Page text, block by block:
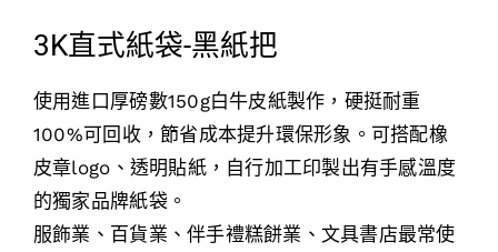
3K直式紙袋-黑紙把
使用進口厚磅數150g白牛皮紙製作，硬挺耐重
100%可回收，節省成本提升環保形象。可搭配橡
皮章logo、透明貼紙，自行加工印製出有手感溫度
的獨家品牌紙袋。
服飾業、百貨業、伴手禮糕餅業、文具書店最常使